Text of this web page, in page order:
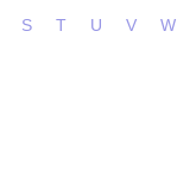
S T U V W